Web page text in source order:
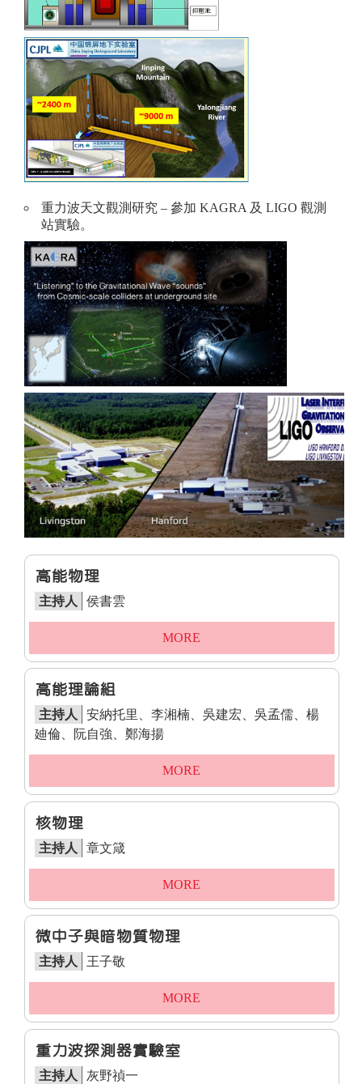
重力波天文觀測研究 – 參加 KAGRA 及 LIGO 觀測
站實驗。
高能物理
主持人 侯書雲
MORE
高能理論組
主持人
安納托里、李湘楠、吳建宏、吳孟儒、楊
廸倫、阮自強、鄭海揚
MORE
核物理
主持人 章文箴
MORE
微中子與暗物質物理
主持人 王子敬
MORE
重力波探測器實驗室
主持人 灰野禎一